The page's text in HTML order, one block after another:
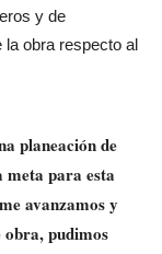
y de
la obra respecto al
planeación de
meta para esta
avanzamos y
obra, pudimos